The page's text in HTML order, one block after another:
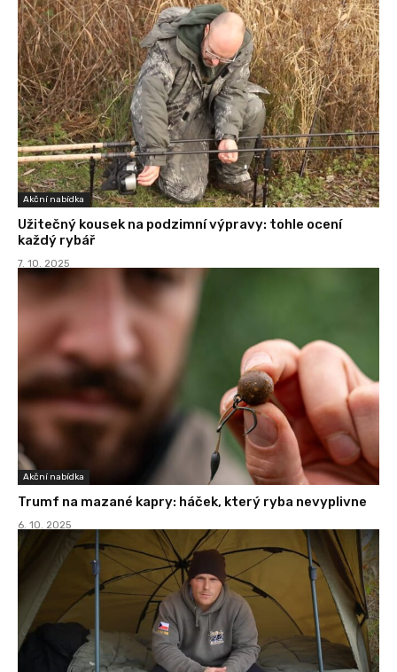
Akční nabídka
Užitečný kousek na podzimní výpravy: tohle ocení
každý rybář
7. 10. 2025
Akční nabídka
Trumf na mazané kapry: háček, který ryba nevyplivne
6. 10. 2025